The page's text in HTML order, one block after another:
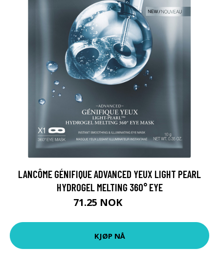
LANCÔME GÉNIFIQUE ADVANCED YEUX LIGHT PEARL
HYDROGEL MELTING 360° EYE
71.25 NOK
KJØP NÅ